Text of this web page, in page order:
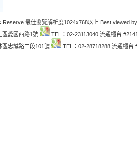
Reserve 最佳瀏覽解析度1024x768以上 Best viewed
區愛國西路1號
TEL：02-23113040 流通櫃台
區忠誠路二段101號
TEL：02-28718288 流通櫃台